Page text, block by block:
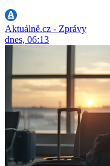
Aktuálně.cz - Zprávy
dnes, 06:13